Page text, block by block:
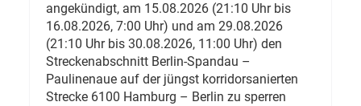
angekündigt, am 15.08.2026 (21:10 Uhr bis
16.08.2026, 7:00 Uhr) und am 29.08.2026
(21:10 Uhr bis 30.08.2026, 11:00 Uhr) den
Streckenabschnitt Berlin-Spandau –
Paulinenaue auf der jüngst korridorsanierten
Strecke 6100 Hamburg – Berlin zu sperren